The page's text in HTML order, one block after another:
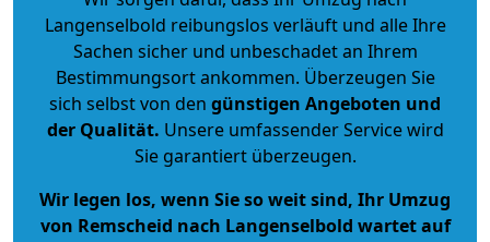
Langenselbold reibungslos verläuft und alle Ihre
Sachen sicher und unbeschadet an Ihrem
Bestimmungsort ankommen. Überzeugen Sie
sich selbst von den günstigen Angeboten und
der Qualität. Unsere umfassender Service wird
Sie garantiert überzeugen.
Wir legen los, wenn Sie so weit sind, Ihr Umzug
von Remscheid nach Langenselbold wartet auf